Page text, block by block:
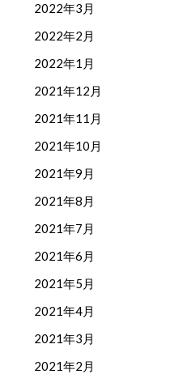
2022年3月
2022年2月
2022年1月
2021年12月
2021年11月
2021年10月
2021年9月
2021年8月
2021年7月
2021年6月
2021年5月
2021年4月
2021年3月
2021年2月